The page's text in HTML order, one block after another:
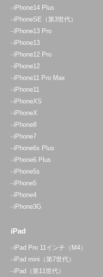
iPhone14 Plus
iPhoneSE（第3世代）
iPhone13 Pro
iPhone13
iPhone12 Pro
iPhone12
iPhone11 Pro Max
iPhone11
iPhoneXS
iPhoneX
iPhone8
iPhone7
iPhone6s Plus
iPhone6 Plus
iPhone5s
iPhone5
iPhone4
iPhone3G
iPad
iPad Pro 11インチ（M4）
iPad mini（第7世代）
iPad（第11世代）